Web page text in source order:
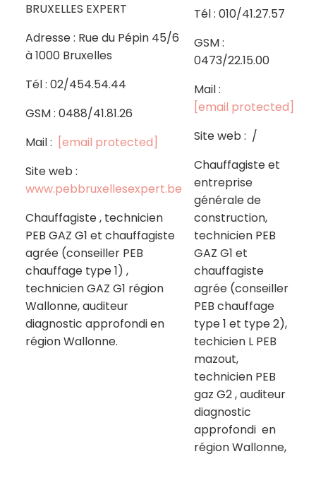
BRUXELLES EXPERT
Adresse : Rue du Pépin 45/6
à 1000 Bruxelles
Tél : 02/454.54.44
GSM : 0488/41.81.26
Mail : [email protected]
Site web :
www.pebbruxellesexpert.be
Chauffagiste , technicien
PEB GAZ G1 et chauffagiste
agrée (conseiller PEB
chauffage type 1) ,
technicien GAZ G1 région
Wallonne, auditeur
diagnostic approfondi en
région Wallonne.
Tél : 010/41.27.57
GSM :
0473/22.15.00
Mail :
[email protected]
Site web : /
Chauffagiste et
entreprise
générale de
construction,
technicien PEB
GAZ G1 et
chauffagiste
agrée (conseiller
PEB chauffage
type 1 et type 2),
techicien L PEB
mazout,
technicien PEB
gaz G2 , auditeur
diagnostic
approfondi en
région Wallonne,